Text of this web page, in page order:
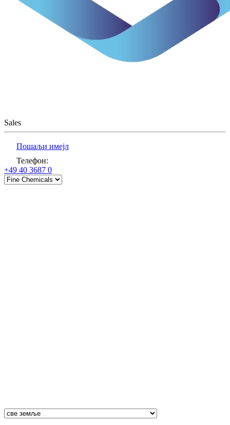
Sales
Пошаљи имејл
Телефон:
+49 40 3687 0